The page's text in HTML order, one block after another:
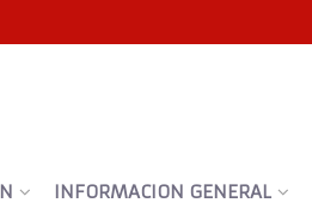
INFORMACION GENERAL